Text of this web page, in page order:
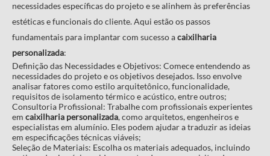
necessidades específicas do projeto e se alinhem às preferências
estéticas e funcionais do cliente. Aqui estão os passos
fundamentais para implantar com sucesso acaixilharia
personalizada:
Definição das Necessidades e Objetivos: Comece entendendo as
necessidades do projeto e os objetivos desejados. Isso envolve
analisar fatores como estilo arquitetônico, funcionalidade,
requisitos de isolamento térmico e acústico, entre outros;
Consultoria Profissional: Trabalhe com profissionais experientes
em caixilharia personalizada, como arquitetos, engenheiros e
especialistas em alumínio. Eles podem ajudar a traduzir as ideias
em especificações técnicas viáveis;
Seleção de Materiais: Escolha os materiais adequados, incluindo